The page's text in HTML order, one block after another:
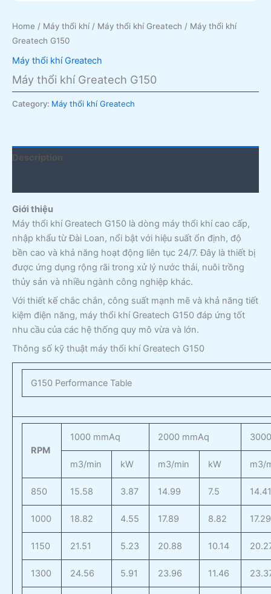
Home / Máy thổi khí/ Máy thổi khí Greatech / Máy thổi khí
Greatech G150
Máy thổi khí Greatech
Máy thổi khí Greatech G150
Category: Máy thổi khí Greatech
Description
Giới thiệu
Máy thổi khí Greatech G150 là dòng máy thổi khí cao cấp,
nhập khẩu từ Đài Loan, nổi bật với hiệu suất ổn định, độ
bền cao và khả năng hoạt động liên tục 24/7. Đây là thiết bị
được ứng dụng rộng rãi trong xử lý nước thải, nuôi trồng
thủy sản và nhiều ngành công nghiệp khác.
Với thiết kế chắc chắn, công suất mạnh mẽ và khả năng tiết
kiệm điện năng, máy thổi khí Greatech G150 đáp ứng tốt
nhu cầu của các hệ thống quy mô vừa và lớn.
Thông số kỹ thuật máy thổi khí Greatech G150
G150 Performance Table
RPM
1000 mmAq 2000 mmAq
m3/min kW m3/min kW m3/
850 15.58 3.87 14.99 7.5
1000 18.82 4.55 17.89 8.82 17.29
1150 21.51 5.23 20.88 10.14
1300 24.56 5.91 23.96 11.46